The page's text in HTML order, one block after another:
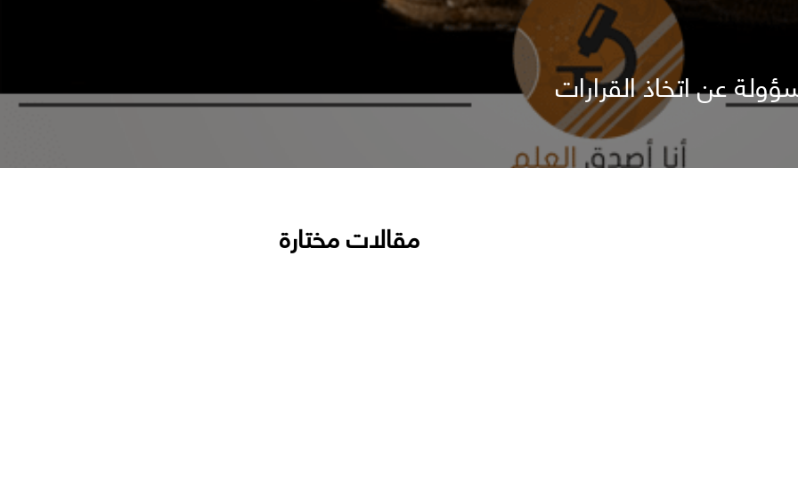
عن اتخاذ القرارات
مقالات مختارة